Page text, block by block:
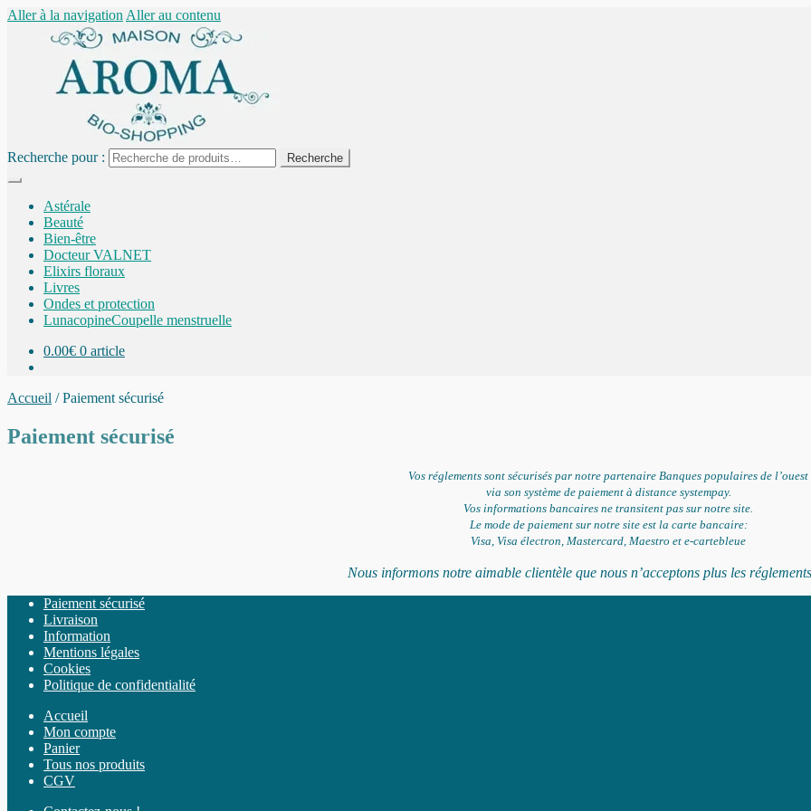
Aller à la navigation Aller au contenu
Recherche pour : Recherche
Astérale
Beauté
Bien-être
Docteur VALNET
Elixirs floraux
Livres
Ondes et protection
LunacopineCoupelle menstruelle
0.00€ 0 article
Accueil /Paiement sécurisé
Paiement sécurisé
Vos réglements sont sécurisés par notre partenaire Banques populaires de l’ouest
via son système de paiement à distance systempay.
Vos informations bancaires ne transitent pas sur notre site.
Le mode de paiement sur notre site est la carte bancaire:
Visa, Visa électron, Mastercard, Maestro et e-cartebleue
Nous informons notre aimable clientèle que nous n’acceptons plus les
Paiement sécurisé
Livraison
Information
Mentions légales
Cookies
Politique de confidentialité
Accueil
Mon compte
Panier
Tous nos produits
CGV